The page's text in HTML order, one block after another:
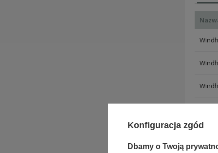
Konfiguracja zgód
Dbamy o Twoją